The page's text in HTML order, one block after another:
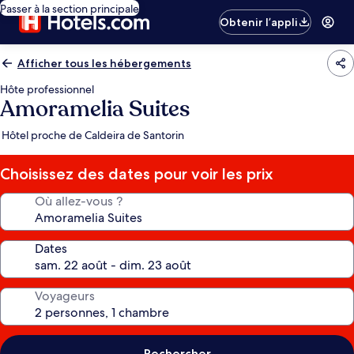
Passer à la section principale
Obtenir l’appli
Afficher tous les hébergements
Hôte professionnel
Amoramelia Suites
Hôtel proche de Caldeira de Santorin
Choisissez des dates pour voir les prix
Où allez-vous ?
Dates
Voyageurs